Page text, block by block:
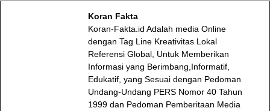
Koran Fakta
Koran-Fakta.id Adalah media Online
dengan Tag Line Kreativitas Lokal
Referensi Global, Untuk Memberikan
Informasi yang Berimbang,Informatif,
Edukatif, yang Sesuai dengan Pedoman
Undang-Undang PERS Nomor 40 Tahun
1999 dan Pedoman Pemberitaan Media